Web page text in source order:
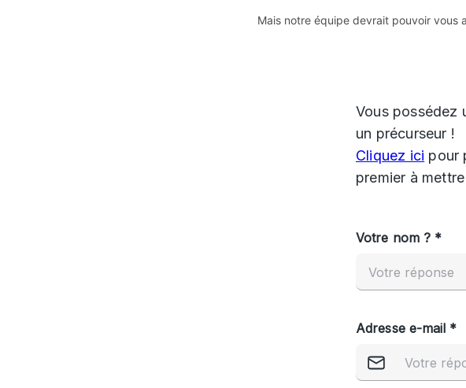
Mais notre équipe devrait pouvoir vous